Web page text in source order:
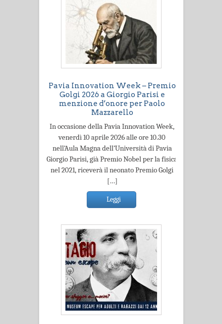
Pavia Innovation Week – Premio
Golgi 2026 a Giorgio Parisi e
menzione d’onore per Paolo
Mazzarello
In occasione della Pavia Innovation Week,
venerdì 10 aprile 2026 alle ore 10.30
nell’Aula Magna dell’Università di Pavia
Giorgio Parisi, già Premio Nobel per la fisica
nel 2021, riceverà il neonato Premio Golgi
[…]
Leggi